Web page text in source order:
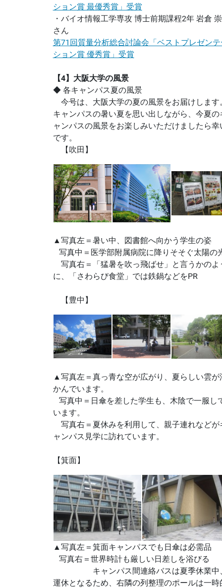
ション賞 最優秀賞」受賞
・バイオ情報工学専攻 博士前期課程2年 岩倉
さん
第71回質量分析総合討論会「ベストプレゼンテ
ション賞 優秀賞」受賞
【4】大阪大学の風景
◆ 各キャンパス夏の風景
今号は、大阪大学の夏の風景をお届けします
キャンパスの暑い夏を思い出しながら、今夏の
ャンパスの風景をお楽しみいただけましたら幸
です。
【吹田】
▲写真左＝暑い中、図書館へ向かう学生の姿
写真中＝医学部附属病院に降りそそぐ太陽の
写真右＝「猛暑を吹っ飛ばせ」と言うかのよ
に、「さわらび食堂」では鉄鍋などをPR
【豊中】
▲写真左＝真っ青な空が広がり、夏らしい雲が
かんでいます。
写真中＝日傘を差した学生も、木陰で一服し
います。
写真右＝夏休みを利用して、親子連れなどが
ャンパス見学に訪れています。
【箕面】
▲写真左＝箕面キャンパスでも日傘は必需品
写真右＝世界時計も厳しい日差しを浴びる
キャンパス間連絡バスは夏季休業中
運休となるため、右隣の列整理のポールは一時